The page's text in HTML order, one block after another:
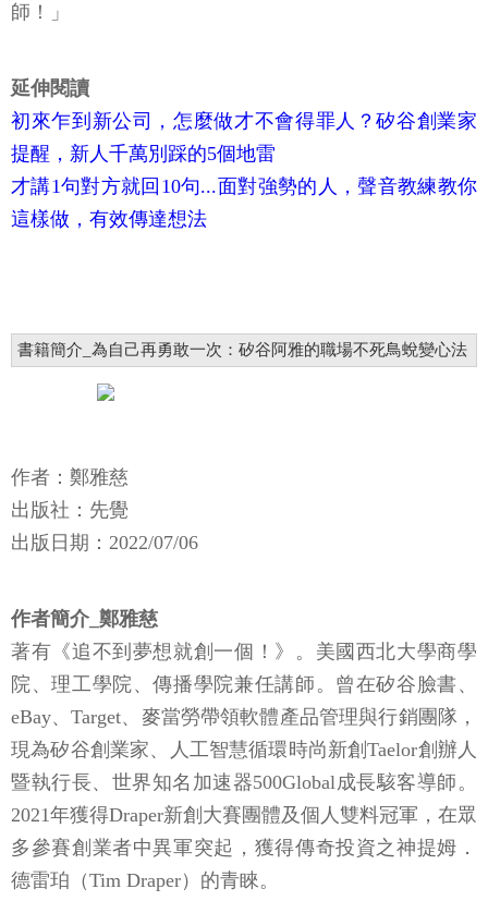
師！」
延伸閱讀
初來乍到新公司，怎麼做才不會得罪人？矽谷創業家
提醒，新人千萬別踩的5個地雷
才講1句對方就回10句...面對強勢的人，聲音教練教你
這樣做，有效傳達想法
書籍簡介_為自己再勇敢一次：矽谷阿雅的職場不死鳥蛻變心法
作者：鄭雅慈
出版社：先覺
出版日期：2022/07/06
作者簡介_鄭雅慈
著有《追不到夢想就創一個！》。美國西北大學商學
院、理工學院、傳播學院兼任講師。曾在矽谷臉書、
eBay、Target、麥當勞帶領軟體產品管理與行銷團隊，
現為矽谷創業家、人工智慧循環時尚新創Taelor創辦人
暨執行長、世界知名加速器500Global成長駭客導師。
2021年獲得Draper新創大賽團體及個人雙料冠軍，在眾
多參賽創業者中異軍突起，獲得傳奇投資之神提姆．
德雷珀（Tim Draper）的青睞。